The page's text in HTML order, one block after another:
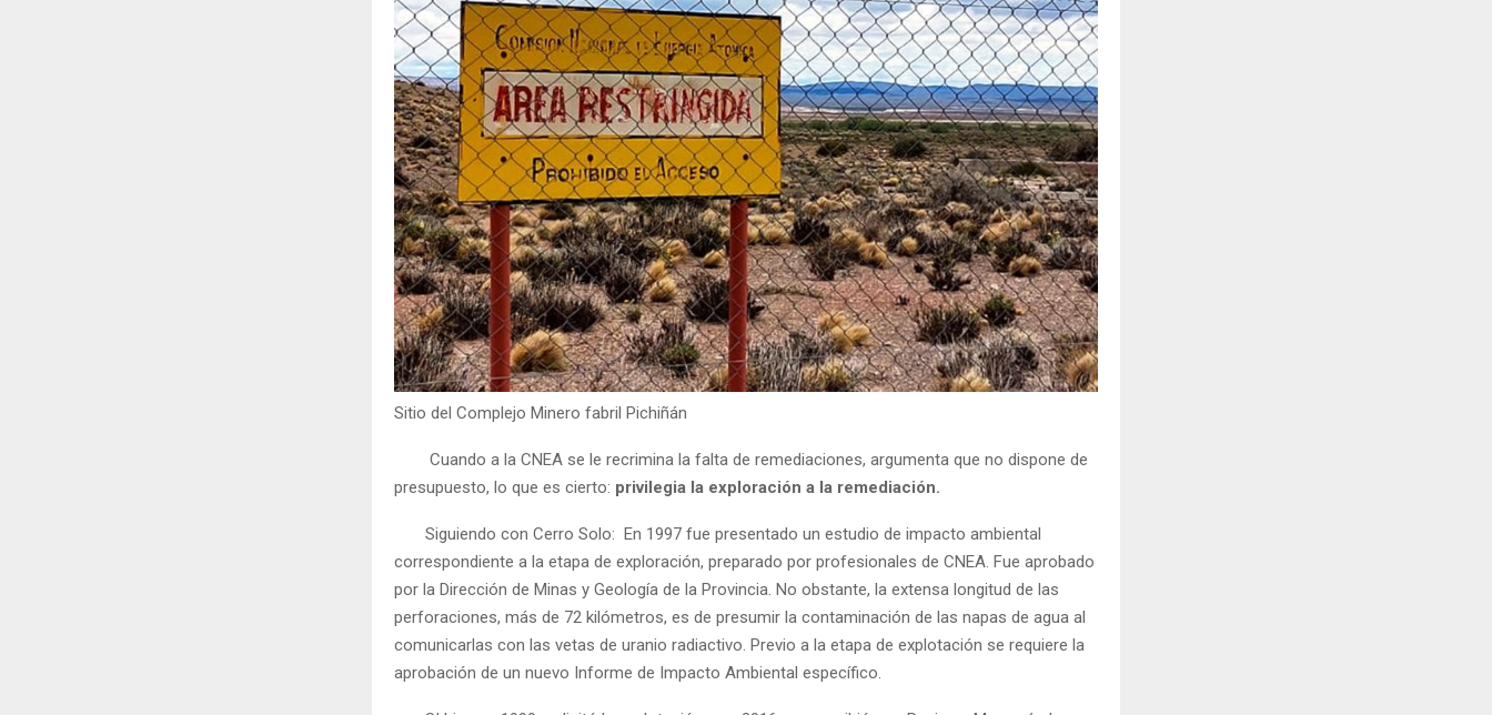
Sitio del Complejo Minero fabril Pichiñán
Cuando a la CNEA se le recrimina la falta de remediaciones, argumenta que no dispone de
presupuesto, lo que es cierto: privilegia la exploración a la remediación.
Siguiendo con Cerro Solo: En 1997 fue presentado un estudio de impacto ambiental
correspondiente a la etapa de exploración, preparado por profesionales de CNEA. Fue aprobado
por la Dirección de Minas y Geología de la Provincia. No obstante, la extensa longitud de las
perforaciones, más de 72 kilómetros, es de presumir la contaminación de las napas de agua al
comunicarlas con las vetas de uranio radiactivo. Previo a la etapa de explotación se requiere la
aprobación de un nuevo Informe de Impacto Ambiental específico.